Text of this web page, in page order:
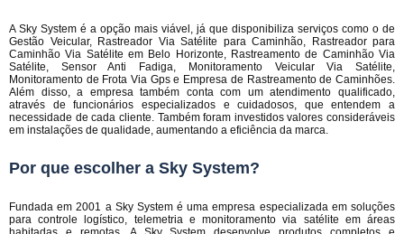
A Sky System é a opção mais viável, já que disponibiliza serviços como o de
Gestão Veicular, Rastreador Via Satélite para Caminhão, Rastreador para
Caminhão Via Satélite em Belo Horizonte, Rastreamento de Caminhão Via
Satélite, Sensor Anti Fadiga, Monitoramento Veicular Via Satélite,
Monitoramento de Frota Via Gps e Empresa de Rastreamento de Caminhões.
Além disso, a empresa também conta com um atendimento qualificado,
através de funcionários especializados e cuidadosos, que entendem a
necessidade de cada cliente. Também foram investidos valores consideráveis
em instalações de qualidade, aumentando a eficiência da marca.
Por que escolher a Sky System?
Fundada em 2001 a Sky System é uma empresa especializada em soluções
para controle logístico, telemetria e monitoramento via satélite em áreas